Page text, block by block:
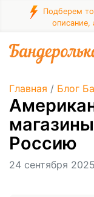
Подберем
Главная / Блог
Россию
24 сентября 2025